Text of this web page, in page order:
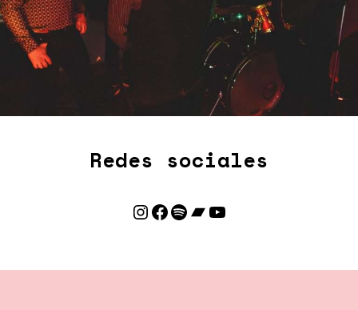
Redes sociales
Instagram
Facebook
Spotify
Bandcamp
YouTube